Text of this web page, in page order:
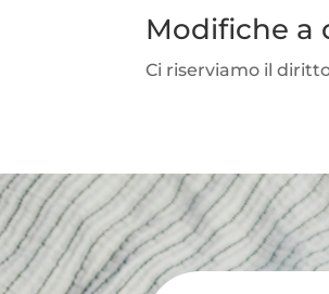
Modifiche a
Ci riserviamo il